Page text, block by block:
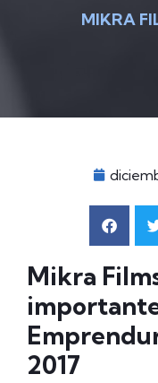
MIKRA
Mikra
2017